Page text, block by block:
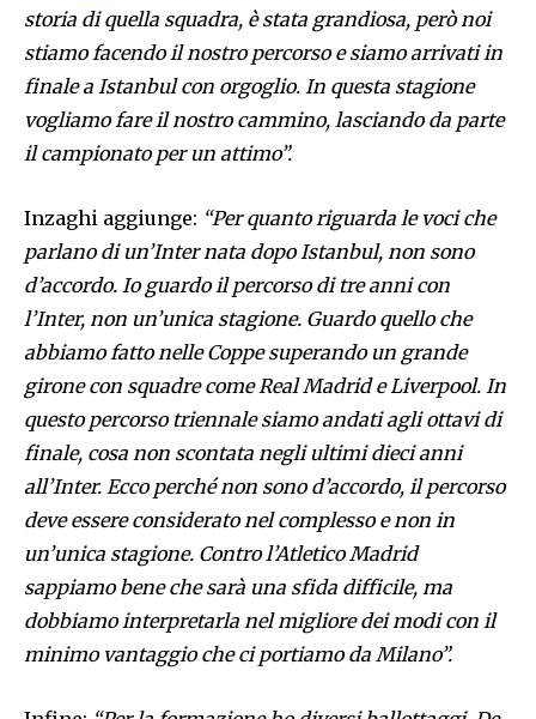
storia di quella squadra, è stata grandiosa, però noi
stiamo facendo il nostro percorso e siamo arrivati in
finale a Istanbul con orgoglio. In questa stagione
vogliamo fare il nostro cammino, lasciando da parte
il campionato per un attimo”.
Inzaghi aggiunge: “Per quanto riguarda le voci che
parlano di un’Inter nata dopo Istanbul, non sono
d’accordo. Io guardo il percorso di tre anni con
l’Inter, non un’unica stagione. Guardo quello che
abbiamo fatto nelle Coppe superando un grande
girone con squadre come Real Madrid e Liverpool. In
questo percorso triennale siamo andati agli ottavi di
finale, cosa non scontata negli ultimi dieci anni
all’Inter. Ecco perché non sono d’accordo, il percorso
deve essere considerato nel complesso e non in
un’unica stagione. Contro l’Atletico Madrid
sappiamo bene che sarà una sfida difficile, ma
dobbiamo interpretarla nel migliore dei modi con il
minimo vantaggio che ci portiamo da Milano”.